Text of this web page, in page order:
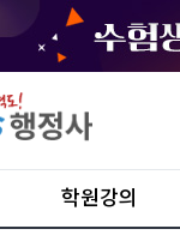
학원강의